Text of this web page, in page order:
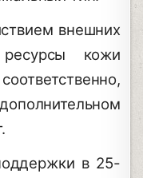
внешних
ресурсы кожи
в 25-